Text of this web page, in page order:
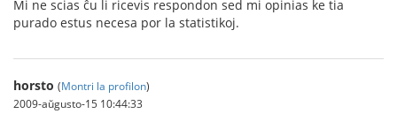
Mi ne scias ĉu li ricevis respondon sed mi opinias ke tia
purado estus necesa por la statistikoj.
horsto (Montri la profilon)
2009-aŭgusto-15 10:44:33